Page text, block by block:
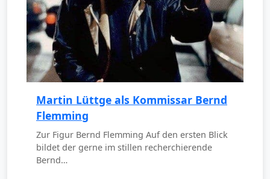
Martin Lüttge als Kommissar Bernd
Flemming
Zur Figur Bernd Flemming Auf den ersten Blick
bildet der gerne im stillen recherchierende
Bernd…